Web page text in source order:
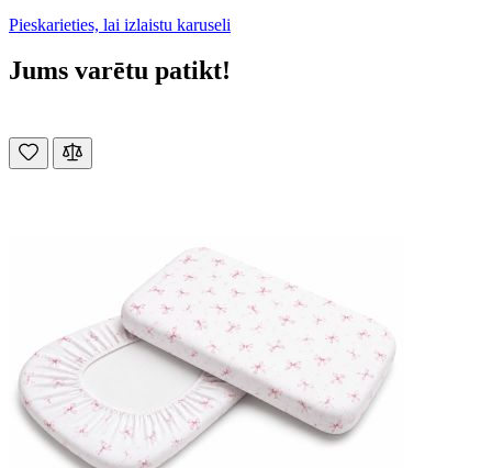
Pieskarieties, lai izlaistu karuseli
Jums varētu patikt!